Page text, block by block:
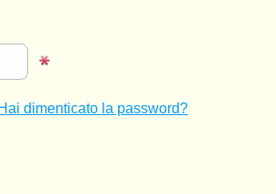
Hai dimenticato la password?